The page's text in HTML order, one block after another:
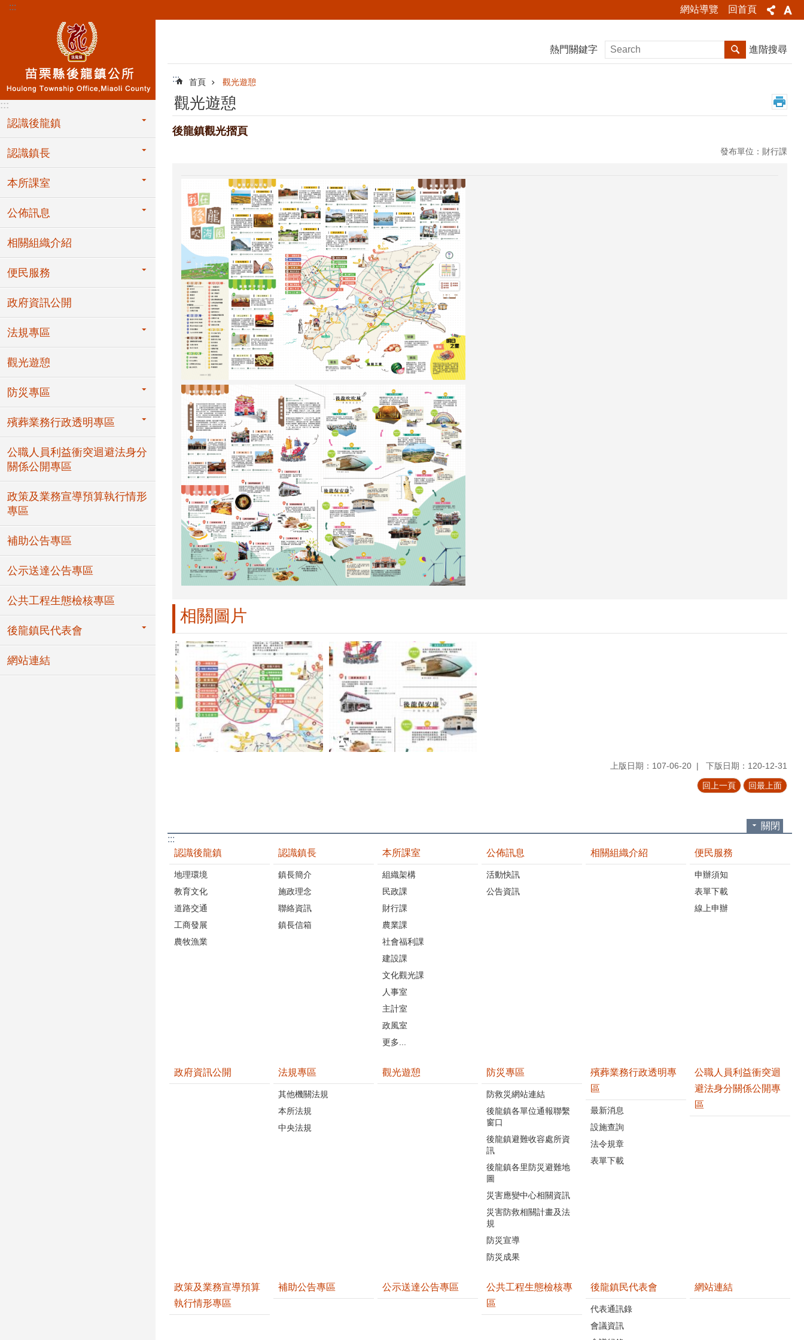
跳到主要內容區塊
::: 網站導覽 回首頁
:::
認識後龍鎮
認識鎮長
本所課室
公佈訊息
相關組織介紹
便民服務
政府資訊公開
法規專區
觀光遊憩
防災專區
殯葬業務行政透明專區
公職人員利益衝突迴避法身分
關係公開專區
政策及業務宣導預算執行情形
專區
補助公告專區
公示送達公告專區
公共工程生態檢核專區
後龍鎮民代表會
網站連結
熱門關鍵字 進階搜尋
::: 首頁 觀光遊憩
觀光遊憩
後龍鎮觀光摺頁
發布單位：財行課
相關圖片
上版日期：107-06-20 下版日期：120-12-31
回上一頁 回最上面
關閉
:::
認識後龍鎮
地理環境
教育文化
道路交通
工商發展
農牧漁業
認識鎮長
鎮長簡介
施政理念
聯絡資訊
鎮長信箱
本所課室
組織架構
民政課
財行課
農業課
社會福利課
建設課
文化觀光課
人事室
主計室
政風室
更多...
公佈訊息
活動快訊
公告資訊
相關組織介紹 便民服務
申辦須知
表單下載
線上申辦
政府資訊公開 法規專區
其他機關法規
本所法規
中央法規
觀光遊憩 防災專區
防救災網站連結
後龍鎮各單位通報聯繫
窗口
後龍鎮避難收容處所資
訊
後龍鎮各里防災避難地
圖
災害應變中心相關資訊
災害防救相關計畫及法
規
防災宣導
防災成果
殯葬業務行政透明專
區
最新消息
設施查詢
法令規章
表單下載
公職人員利益衝突迴
避法身分關係公開專
區
政策及業務宣導預算
執行情形專區
補助公告專區 公示送達公告專區
公共工程生態檢核專
區
後龍鎮民代表會
代表通訊錄
會議資訊
網站連結